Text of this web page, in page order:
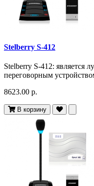
Stelberry S-412
Stelberry S-412: является
переговорным
8623.00 р.
В корзину